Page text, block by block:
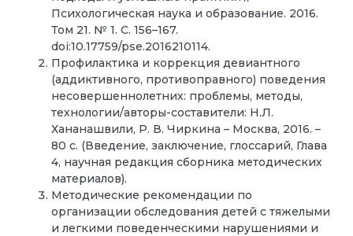
Психологическая наука и образование. 2016.
Том 21. № 1. С. 156–167.
doi:10.17759/pse.2016210114.
Профилактика и коррекция девиантного
(аддиктивного, противоправного) поведения
несовершеннолетних: проблемы, методы,
технологии/авторы-составители: Н.Л.
Хананашвили, Р. В. Чиркина – Москва, 2016. –
80 с. (Введение, заключение, глоссарий, Глава
4, научная редакция сборника методических
материалов).
Методические рекомендации по
организации обследования детей с тяжелыми
и легкими поведенческими нарушениями и